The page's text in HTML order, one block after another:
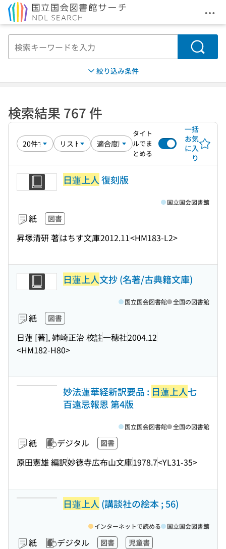
メ
検索
絞り込み条件
検索結果 767 件
タイト
ルでま
とめる
一括
お気
に入
り
日蓮上人 復刻版
紙 図書
昇塚清研 著はちす文庫2012.11<HM183-L2>
国立国会図書館
日蓮上人文抄 (名著/古典籍文庫)
紙 図書
日蓮 [著], 姉崎正治 校註一穂社2004.12
<HM182-H80>
国立国会図書館 全国の図書館
妙法蓮華経新訳要品 : 日蓮上人七
百遠忌報恩 第4版
紙 デジタル 図書
原田憲雄 編訳妙徳寺広布山文庫1978.7<YL31-35>
国立国会図書館 全国の図書館
日蓮上人 (講談社の絵本 ; 56)
紙 デジタル 図書
児童書
インターネットで読める 国立国会図書館